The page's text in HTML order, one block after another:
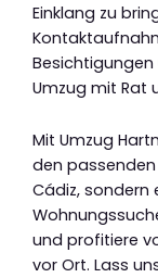
Einklang zu
Umzug mit Rat
Mit Umzug
den
Cádiz, sondern
und profitiere
vor Ort. Lass